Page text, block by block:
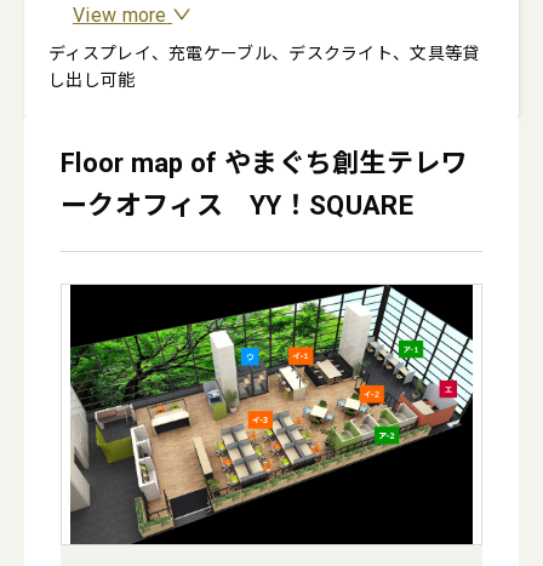
View more
ディスプレイ、充電ケーブル、デスクライト、文具等貸
し出し可能
Floor map of やまぐち創生テレワ
ークオフィス YY！SQUARE